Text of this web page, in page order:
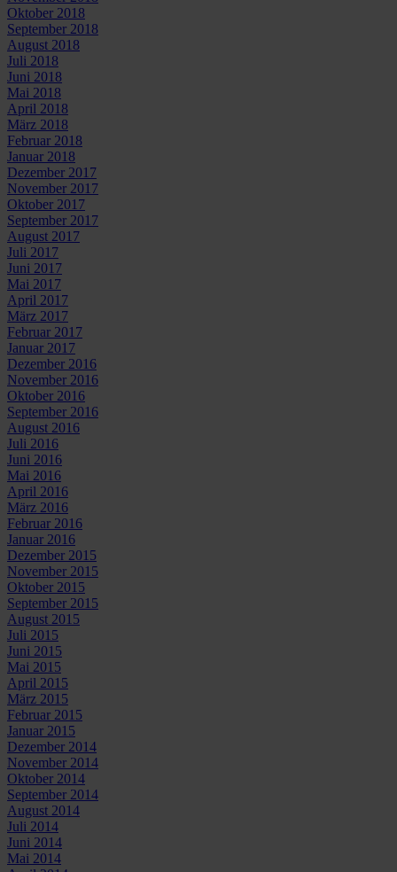
Oktober 2018
September 2018
August 2018
Juli 2018
Juni 2018
Mai 2018
April 2018
März 2018
Februar 2018
Januar 2018
Dezember 2017
November 2017
Oktober 2017
September 2017
August 2017
Juli 2017
Juni 2017
Mai 2017
April 2017
März 2017
Februar 2017
Januar 2017
Dezember 2016
November 2016
Oktober 2016
September 2016
August 2016
Juli 2016
Juni 2016
Mai 2016
April 2016
März 2016
Februar 2016
Januar 2016
Dezember 2015
November 2015
Oktober 2015
September 2015
August 2015
Juli 2015
Juni 2015
Mai 2015
April 2015
März 2015
Februar 2015
Januar 2015
Dezember 2014
November 2014
Oktober 2014
September 2014
August 2014
Juli 2014
Juni 2014
Mai 2014